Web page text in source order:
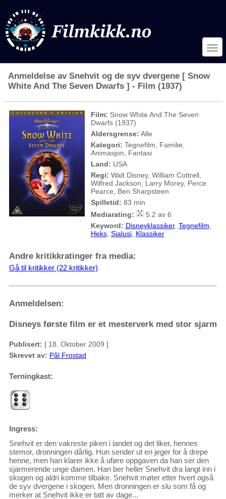
Anmeldelse av Snehvit og de syv dvergene [ Snow
White And The Seven Dwarfs ] - Film (1937)
Film: Snow White And The Seven
Dwarfs (1937)
Aldersgrense: Alle
Kategori: Tegnefilm, Familie,
Animasjon, Fantasi
Land: USA
Regi: Walt Disney, William Cottrell,
Wilfred Jackson, Larry Morey, Perce
Pearce, Ben Sharpsteen
Spilletid: 83 min
Mediarating:
5.2 av 6
Keyword: Disneyklassiker, Tegnefilm
Heks, Sjalusi, Klassiker
Andre kritikkratinger fra media:
Gå til kritikker (22 kritikker)
Anmeldelsen:
Disneys første film er et mesterverk med stor sjarm
Publisert: [ 18. Oktober 2009 ]
Skrevet av: Pål Frostad
Terningkast:
Ingress:
Snehvit er den vakreste piken i landet og det liker, hennes
stemor, dronningen dårlig. Hun sender ut en jeger for å drepe
henne, men han klarer ikke å uføre oppgaven da han ser den
sjarmerende unge damen. Han ber heller Snehvit dra langt inn i
skogen og aldri komme tilbake. Snehvit møter etter hvert også
de syv dvergene i skogen. Men dronningen er slu som få og
merker at Snehvit ikke er tatt av dage...